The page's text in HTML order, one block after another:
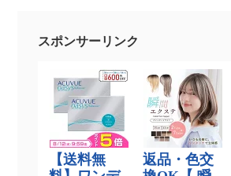
スポンサーリンク